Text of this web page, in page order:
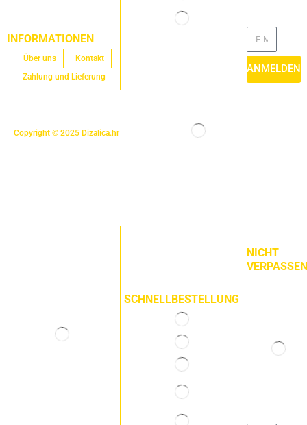
INFORMATIONEN
Über uns
Kontakt
Zahlung und Lieferung
ANMELDEN
Copyright © 2025 Dizalica.hr
SCHNELLBESTELLUNG
NICHT